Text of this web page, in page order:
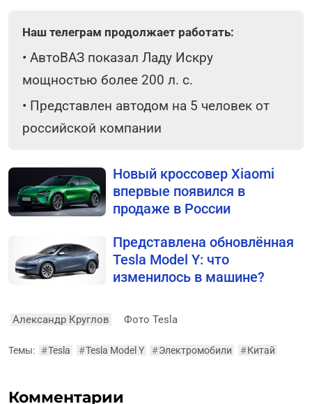
Наш телеграм продолжает работать:
• АвтоВАЗ показал Ладу Искру
мощностью более 200 л. с.
• Представлен автодом на 5 человек от
российской компании
Новый кроссовер Xiaomi
впервые появился в
продаже в России
Представлена обновлённая
Tesla Model Y: что
изменилось в машине?
Александр Круглов Фото Tesla
Темы: #Tesla #Tesla Model Y #Электромобили #Китай
Комментарии